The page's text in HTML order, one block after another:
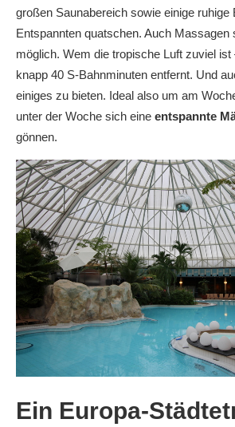
großen Saunabereich sowie einige ruhige
Entspannten quatschen. Auch Massagen
möglich. Wem die tropische Luft zuviel
knapp 40 S-Bahnminuten entfernt. Und
einiges zu bieten. Ideal also um am
unter der Woche sich eine entspannte
gönnen.
Ein Europa-